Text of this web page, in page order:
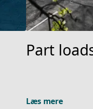
Part
Læs mere